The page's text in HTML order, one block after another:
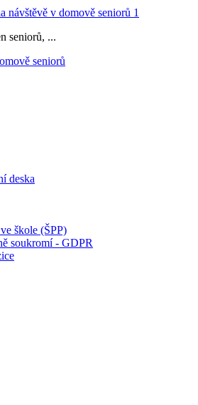
seniorů, ...
seniorů
deska
škole (ŠPP)
soukromí - GDPR